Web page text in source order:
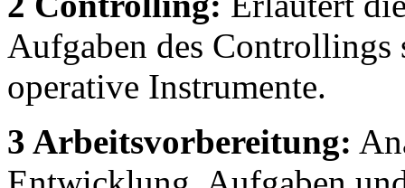
Aufgaben des Controllings
operative Instrumente.
3 Arbeitsvorbereitung: